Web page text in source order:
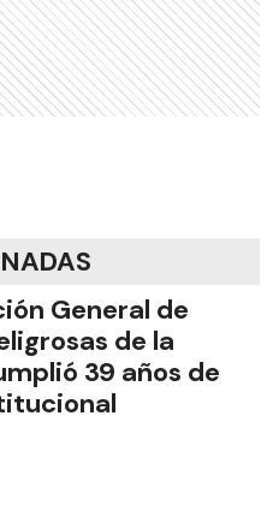
General de
de la
39 años de